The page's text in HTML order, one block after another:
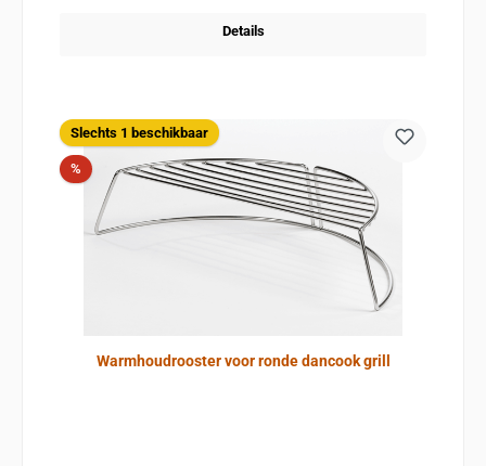
Details
Slechts 1 beschikbaar
%Korting
Warmhoudrooster voor ronde dancook grill